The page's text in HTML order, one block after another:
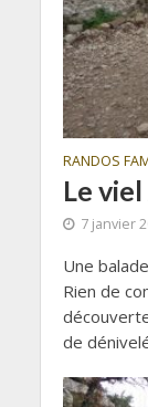
RANDOS
Le
7 janvier
Une
Rien de
de